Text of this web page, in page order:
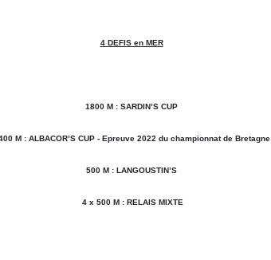
4 DEFIS en MER
1800 M : SARDIN’S CUP
M : ALBACOR’S CUP - Epreuve 2022 du championnat de Bretagne
500 M : LANGOUSTIN’S
4 x 500 M : RELAIS MIXTE